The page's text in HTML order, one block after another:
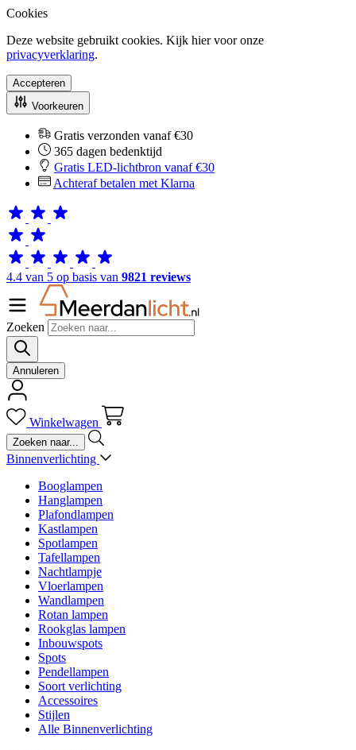
Cookies
Deze website gebruikt cookies. Kijk hier voor onze
privacyverklaring.
Accepteren
Voorkeuren
Gratis verzonden vanaf €30
365 dagen bedenktijd
Gratis LED-lichtbron vanaf €30
Achteraf betalen met Klarna
4.4 van 5 op basis van 9821 reviews
Zoeken
Annuleren
Winkelwagen
Binnenverlichting
Booglampen
Hanglampen
Plafondlampen
Kastlampen
Spotlampen
Tafellampen
Nachtlampje
Vloerlampen
Wandlampen
Rotan lampen
Rookglas lampen
Inbouwspots
Spots
Pendellampen
Soort verlichting
Accessoires
Stijlen
Alle Binnenverlichting